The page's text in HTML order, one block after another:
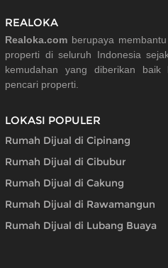
REALOKA
Realoka.com berupaya
properti di seluruh Indonesia
kemudahan yang diberikan
pencari properti.
LOKASI POPULER
Rumah Dijual di Cipinang
Rumah Dijual di Cibubur
Rumah Dijual di Cakung
Rumah Dijual di Rawamangun
Rumah Dijual di Lubang Buaya